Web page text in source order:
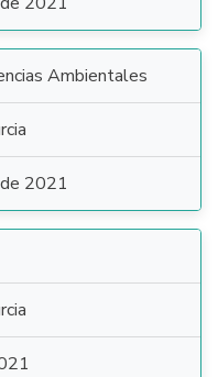
Ambientales
2021